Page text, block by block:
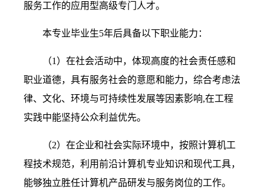
服务工作的应用型高级专门人才。
本专业毕业生5年后具备以下职业能力：
（1 ）在社会活动中，体现高度的社会责任感和
职业道德，具有服务社会的意愿和能力，综合考虑法
律、文化、环境与可持续性发展等因素影响,在工程
实践中能坚持公众利益优先。
（2）在企业和社会实际环境中，按照计算机工
程技术规范，利用前沿计算机专业知识和现代工具，
能够独立胜任计算机产品研发与服务岗位的工作。